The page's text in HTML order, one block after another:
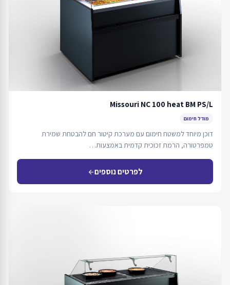
Missouri NC 100 heat BM PS/L
מודל חימום
דוכן מיוחד למשטח חימום עם מערכת קיטור חם להבטחת שמירת
טמפרטורה, הרמת זכוכית קדמית באמצעות…
לפרטים נוספיםarrow_back